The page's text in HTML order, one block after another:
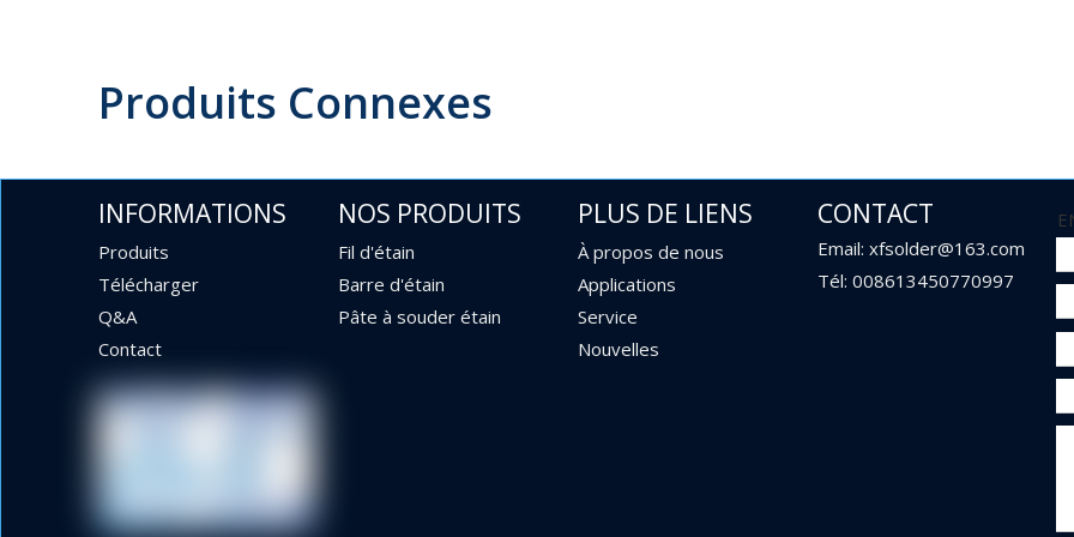
Produits Connexes
INFORMATIONS
Produits
Télécharger
Q&A
Contact
NOS PRODUITS
Fil d'étain
Barre d'étain
Pâte à souder étain
PLUS DE LIENS
À propos de nous
Applications
Service
Nouvelles
CONTACT
Email: xfsolder@163.com
Tél: 008613450770997